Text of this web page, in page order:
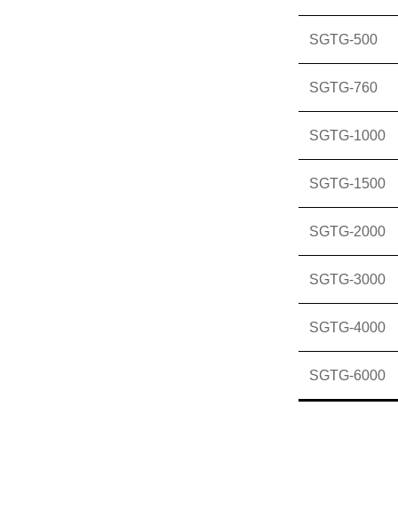
SGTG-500
SGTG-760
SGTG-1000
SGTG-1500
SGTG-2000
SGTG-3000
SGTG-4000
SGTG-6000